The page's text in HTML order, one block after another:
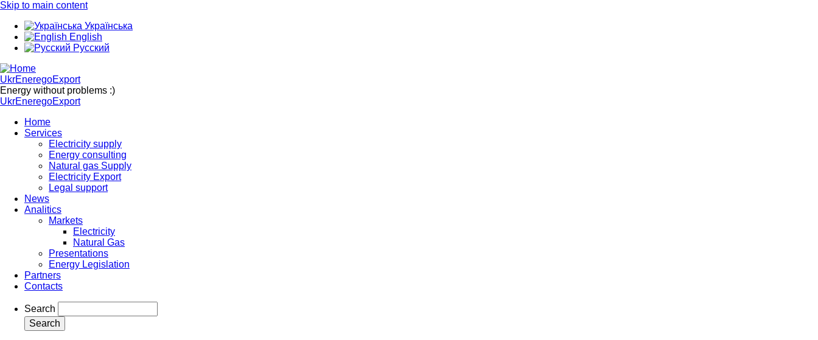
Skip to main content
Українська
English
Русский
UkrEneregoExport
Energy without problems :)
UkrEneregoExport
Home
Services
Electricity supply
Energy consulting
Natural gas Supply
Electricity Export
Legal support
News
Analitics
Markets
Electricity
Natural Gas
Presentations
Energy Legislation
Partners
Contacts
Search